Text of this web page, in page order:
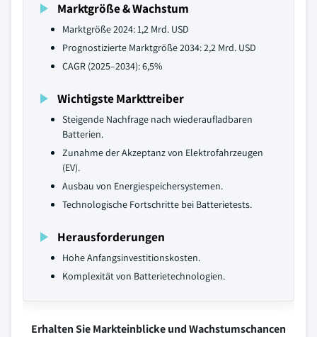
Marktgröße & Wachstum
Marktgröße 2024: 1,2 Mrd. USD
Prognostizierte Marktgröße 2034: 2,2 Mrd. USD
CAGR (2025–2034): 6,5%
Wichtigste Markttreiber
Steigende Nachfrage nach wiederaufladbaren
Batterien.
Zunahme der Akzeptanz von Elektrofahrzeugen
(EV).
Ausbau von Energiespeichersystemen.
Technologische Fortschritte bei Batterietests.
Herausforderungen
Hohe Anfangsinvestitionskosten.
Komplexität von Batterietechnologien.
Erhalten Sie Markteinblicke und Wachstumschancen